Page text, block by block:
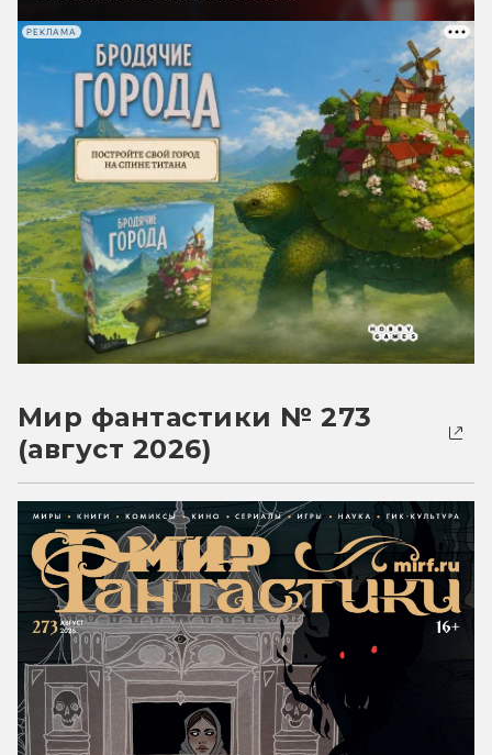
РЕКЛАМА
Мир фантастики № 273
(август 2026)